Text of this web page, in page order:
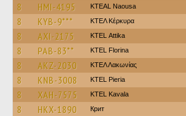
8 HMI-4195 KTEAL Naousa
8 KYB-9*** ΚΤΕΛ Κέρκυρα
8 AXI-2175 KΤΕL Αttika
8 PAB-83** KTEL Florina
8 AKZ-2030 ΚΤΕΛ Λακωνίας
8 KNB-3008 KTEL Pieria
8 XAH-7575 KTEL Kavala
8 HKX-1890 Крит